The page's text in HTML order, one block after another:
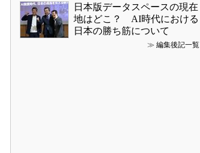
日本版データスペースの現在
地はどこ？ AI時代における
日本の勝ち筋について
≫ 編集後記一覧